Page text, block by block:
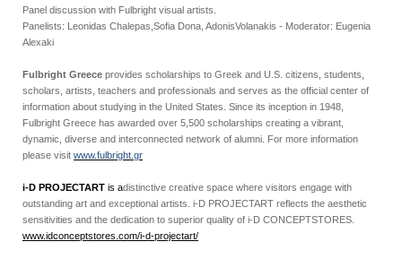
Panel discussion with Fulbright visual artists.
Panelists: Leonidas Chalepas,Sofia Dona, AdonisVolanakis - Moderator: Eugenia
Alexaki
Fulbright Greece provides scholarships to Greek and U.S. citizens, students,
scholars, artists, teachers and professionals and serves as the official center of
information about studying in the United States. Since its inception in 1948,
Fulbright Greece has awarded over 5,500 scholarships creating a vibrant,
dynamic, diverse and interconnected network of alumni. For more information
please visit www.fulbright.gr
i-D PROJECTART is adistinctive creative space where visitors engage with
outstanding art and exceptional artists. i-D PROJECTART reflects the aesthetic
sensitivities and the dedication to superior quality of i-D CONCEPTSTORES.
www.idconceptstores.com/i-d-projectart/